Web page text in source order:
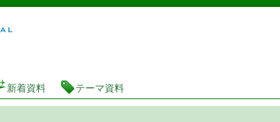
図書館 蔵書検索・予約システム
新着資料 テーマ資料